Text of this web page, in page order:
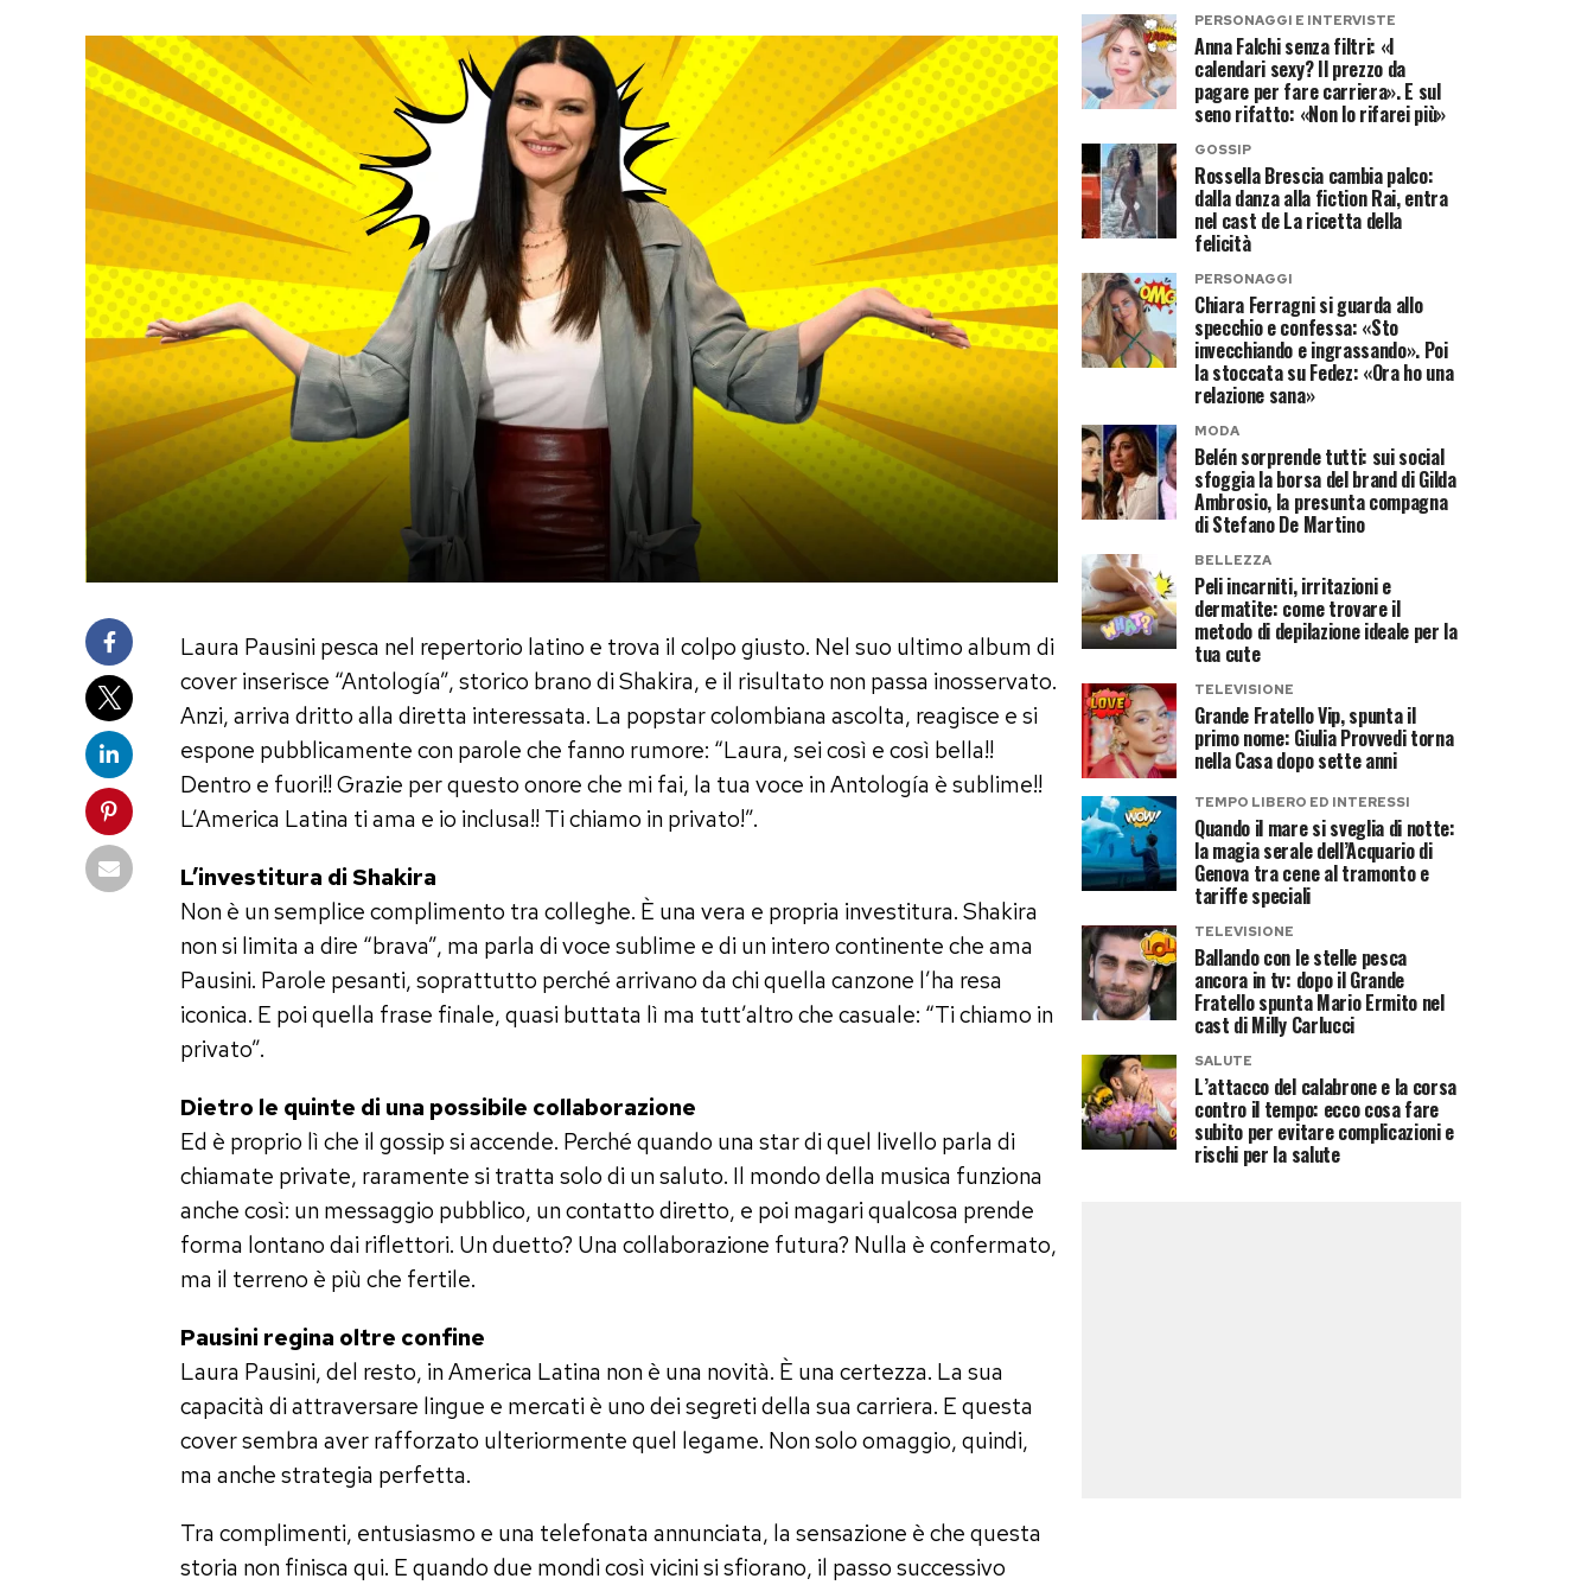
Laura Pausini pesca nel repertorio latino e trova il colpo giusto. Nel suo ultimo album di
cover inserisce “Antología”, storico brano di Shakira, e il risultato non passa inosservato.
Anzi, arriva dritto alla diretta interessata. La popstar colombiana ascolta, reagisce e si
espone pubblicamente con parole che fanno rumore: “Laura, sei così e così bella!!
Dentro e fuori!! Grazie per questo onore che mi fai, la tua voce in Antología è sublime!!
L’America Latina ti ama e io inclusa!! Ti chiamo in privato!”.
L’investitura di Shakira
Non è un semplice complimento tra colleghe. È una vera e propria investitura. Shakira
non si limita a dire “brava”, ma parla di voce sublime e di un intero continente che ama
Pausini. Parole pesanti, soprattutto perché arrivano da chi quella canzone l’ha resa
iconica. E poi quella frase finale, quasi buttata lì ma tutt’altro che casuale: “Ti chiamo in
privato”.
Dietro le quinte di una possibile collaborazione
Ed è proprio lì che il gossip si accende. Perché quando una star di quel livello parla di
chiamate private, raramente si tratta solo di un saluto. Il mondo della musica funziona
anche così: un messaggio pubblico, un contatto diretto, e poi magari qualcosa prende
forma lontano dai riflettori. Un duetto? Una collaborazione futura? Nulla è confermato,
ma il terreno è più che fertile.
Pausini regina oltre confine
Laura Pausini, del resto, in America Latina non è una novità. È una certezza. La sua
capacità di attraversare lingue e mercati è uno dei segreti della sua carriera. E questa
cover sembra aver rafforzato ulteriormente quel legame. Non solo omaggio, quindi,
ma anche strategia perfetta.
Tra complimenti, entusiasmo e una telefonata annunciata, la sensazione è che questa
storia non finisca qui. E quando due mondi così vicini si sfiorano, il passo successivo
PERSONAGGI E INTERVISTE
Anna Falchi senza filtri: «I
calendari sexy? Il prezzo da
pagare per fare carriera». E sul
seno rifatto: «Non lo rifarei più»
GOSSIP
Rossella Brescia cambia palco:
dalla danza alla fiction Rai, entra
nel cast de La ricetta della
felicità
PERSONAGGI
Chiara Ferragni si guarda allo
specchio e confessa: «Sto
invecchiando e ingrassando». Poi
la stoccata su Fedez: «Ora ho una
relazione sana»
MODA
Belén sorprende tutti: sui social
sfoggia la borsa del brand di Gilda
Ambrosio, la presunta compagna
di Stefano De Martino
BELLEZZA
Peli incarniti, irritazioni e
dermatite: come trovare il
metodo di depilazione ideale per la
tua cute
TELEVISIONE
Grande Fratello Vip, spunta il
primo nome: Giulia Provvedi torna
nella Casa dopo sette anni
TEMPO LIBERO ED INTERESSI
Quando il mare si sveglia di notte:
la magia serale dell’Acquario di
Genova tra cene al tramonto e
tariffe speciali
TELEVISIONE
Ballando con le stelle pesca
ancora in tv: dopo il Grande
Fratello spunta Mario Ermito nel
cast di Milly Carlucci
SALUTE
L’attacco del calabrone e la corsa
contro il tempo: ecco cosa fare
subito per evitare complicazioni e
rischi per la salute